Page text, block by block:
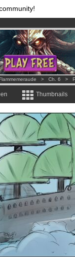
& mangas!.
per month !Get membership
> Ch. 6 >
Thumbnails